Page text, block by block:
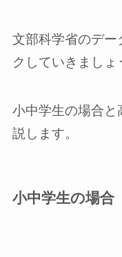
文部科学省のデー
クしていきましょ
小中学生の場合
説します。
小中学生の場合